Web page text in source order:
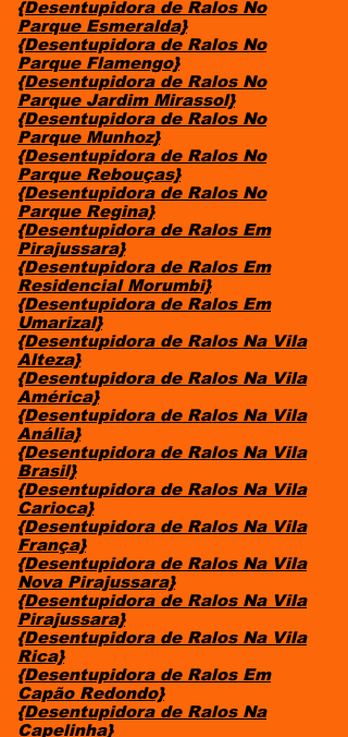
{Desentupidora de Ralos No
Parque Esmeralda}
{Desentupidora de Ralos No
Parque Flamengo}
{Desentupidora de Ralos No
Parque Jardim Mirassol}
{Desentupidora de Ralos No
Parque Munhoz}
{Desentupidora de Ralos No
Parque Rebouças}
{Desentupidora de Ralos No
Parque Regina}
{Desentupidora de Ralos Em
Pirajussara}
{Desentupidora de Ralos Em
Residencial Morumbi}
{Desentupidora de Ralos Em
Umarizal}
{Desentupidora de Ralos Na Vila
Alteza}
{Desentupidora de Ralos Na Vila
América}
{Desentupidora de Ralos Na Vila
Anália}
{Desentupidora de Ralos Na Vila
Brasil}
{Desentupidora de Ralos Na Vila
Carioca}
{Desentupidora de Ralos Na Vila
França}
{Desentupidora de Ralos Na Vila
Nova Pirajussara}
{Desentupidora de Ralos Na Vila
Pirajussara}
{Desentupidora de Ralos Na Vila
Rica}
{Desentupidora de Ralos Em
Capão Redondo}
{Desentupidora de Ralos Na
Capelinha}